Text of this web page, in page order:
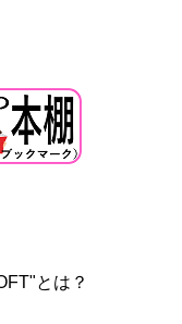
とは？